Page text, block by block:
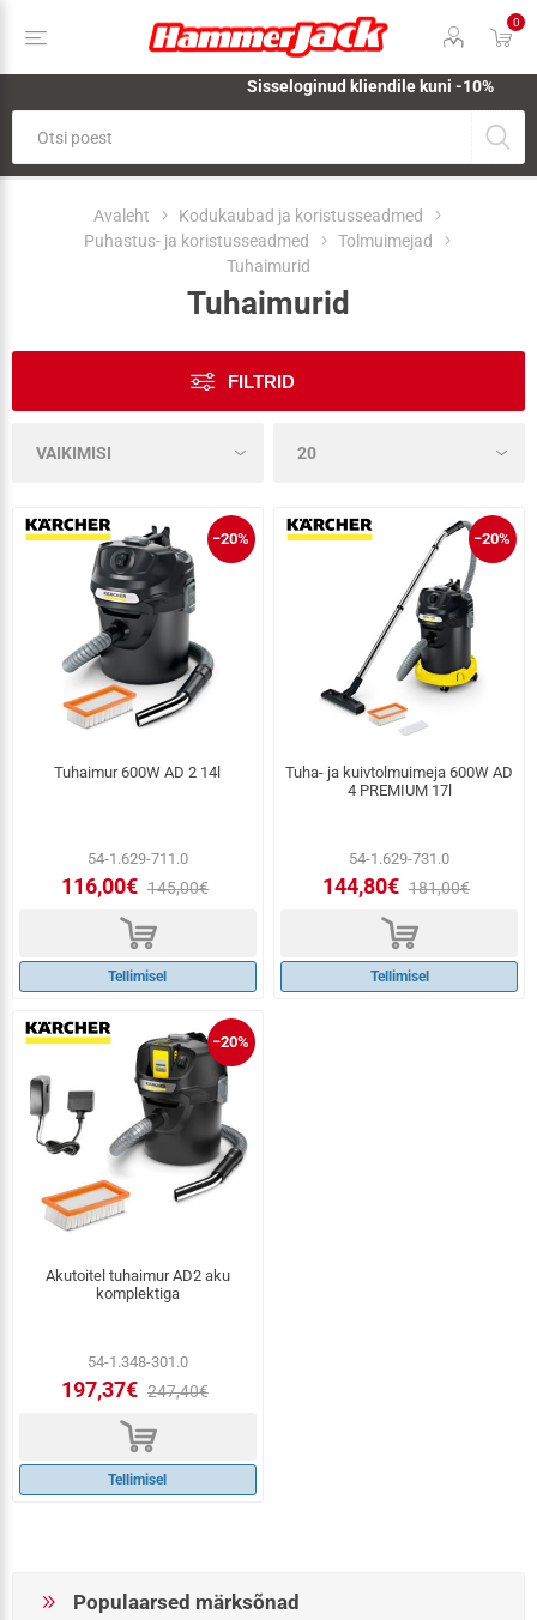
0
Sisseloginud kliendile kuni -10%
Avaleht
Kodukaubad ja koristusseadmed
Puhastus- ja koristusseadmed
Tolmuimejad
Tuhaimurid
Tuhaimurid
FILTRID
−20%
Tuhaimur 600W AD 2 14l
54-1.629-711.0
116,00€ 145,00€
d
Tellimisel
−20%
Tuha- ja kuivtolmuimeja 600W AD
4 PREMIUM 17l
54-1.629-731.0
144,80€ 181,00€
d
Tellimisel
−20%
Akutoitel tuhaimur AD2 aku
komplektiga
54-1.348-301.0
197,37€ 247,40€
d
Tellimisel
Populaarsed märksõnad